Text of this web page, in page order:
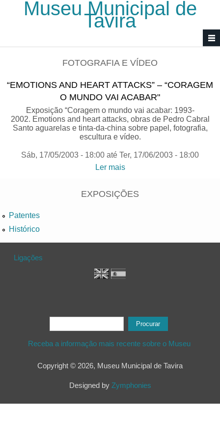
Passar para o conteúdo principal
Museu Municipal de
Tavira
FOTOGRAFIA E VÍDEO
“EMOTIONS AND HEART ATTACKS” – “CORAGEM
O MUNDO VAI ACABAR"
Exposição “Coragem o mundo vai acabar: 1993-
2002. Emotions and heart attacks, obras de Pedro Cabral
Santo aguarelas e tinta-da-china sobre papel, fotografia,
escultura e vídeo.
Sáb, 17/05/2003 - 18:00 até Ter, 17/06/2003 - 18:00
Ler mais
o Mundo vai Acabar"
EXPOSIÇÕES
Patentes
Histórico
Ligações
Formulário de procura
Receba a informação mais recente sobre o Museu
Copyright © 2026, Museu Municipal de Tavira
Designed by Zymphonies